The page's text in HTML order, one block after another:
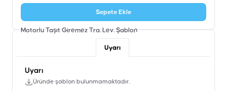
Sepete Ekle
Motorlu Taşıt Giremez Tra. Lev. Şablon
Uyarı
Uyarı
Üründe şablon bulunmamaktadır.